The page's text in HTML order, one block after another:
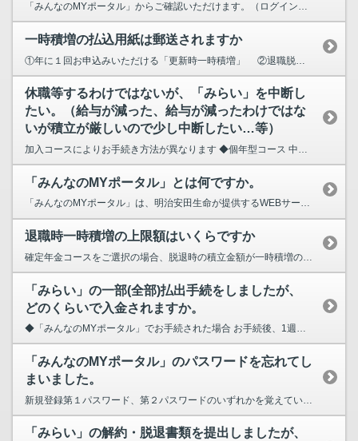
「みんなのMYポータル」からご確認いただけます。（ログインには初回のみ登録手続きが必要です。）...
一時積増の払込用紙は郵送されますか
休職等するわけではないが、「みらい」を中断し
たい。（給与が減った、給与が減ったわけではな
いが積立が厳しいので少し中断したい…等）
加入コースによりお手続き方法が異なります ◆個年型コース 中断不可となります。加入を継...
「みんなのMYポータル」とは何ですか。
「みんなのMYポータル」は、明治安田生命が提供するWEBサービスです。スマホやパソコンから「み...
退職時一時積増の上限額はいくらですか
「みらい」の一部(全部)払出手続をしましたが、
どのくらいで入金されますか。
◆「みんなのMYポータル」でお手続された場合 お手続後、1週間から10日程度で送金されます。...
「みんなのMYポータル」のパスワードを忘れてし
まいました。
「みらい」の解約・脱退書類を提出しましたが、